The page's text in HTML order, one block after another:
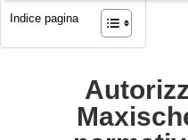
Indice pagina